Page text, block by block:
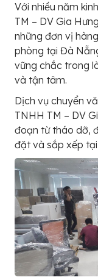
Với nhiều năm
TM – DV Gia
những đơn vị
phòng tại Đà
vững chắc trong
và tận tâm.
Dịch vụ chuyển
TNHH TM – DV
đoạn từ tháo dỡ,
đặt và sắp xếp